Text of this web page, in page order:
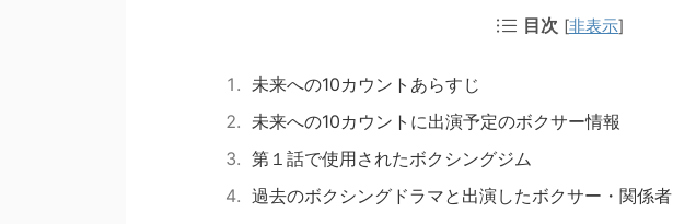
目次 [非表示]
未来への10カウントあらすじ
未来への10カウントに出演予定のボクサー情報
第１話で使用されたボクシングジム
過去のボクシングドラマと出演したボクサー・関係者